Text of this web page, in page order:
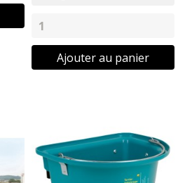
Ajouter au panier